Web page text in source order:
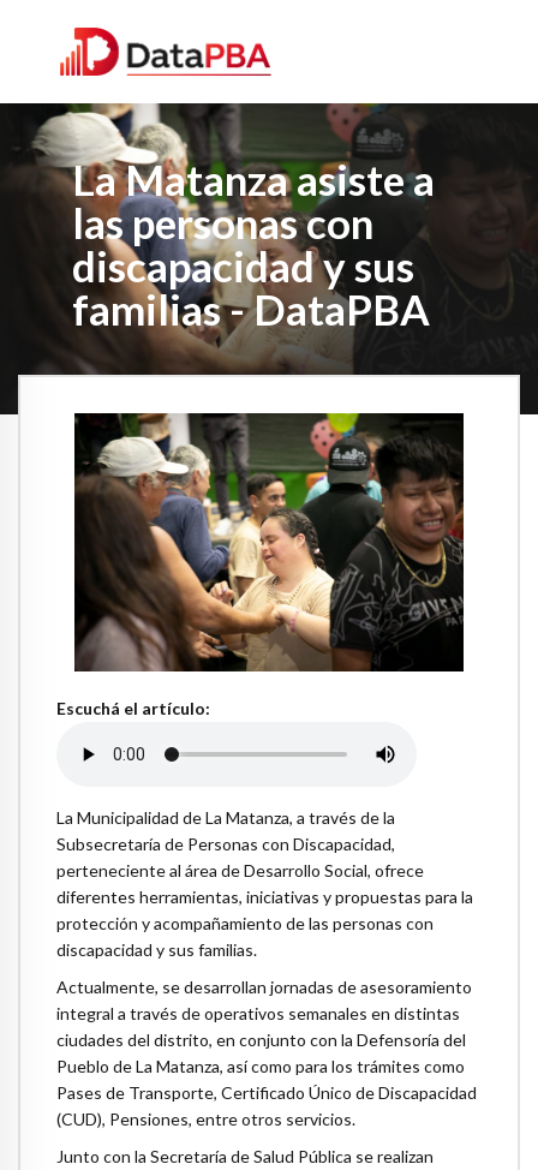
La Matanza asiste a
las personas con
discapacidad y sus
familias - DataPBA
Escuchá el artículo:
La Municipalidad de La Matanza, a través de la
Subsecretaría de Personas con Discapacidad,
perteneciente al área de Desarrollo Social, ofrece
diferentes herramientas, iniciativas y propuestas para la
protección y acompañamiento de las personas con
discapacidad y sus familias.
Actualmente, se desarrollan jornadas de asesoramiento
integral a través de operativos semanales en distintas
ciudades del distrito, en conjunto con la Defensoría del
Pueblo de La Matanza, así como para los trámites como
Pases de Transporte, Certificado Único de Discapacidad
(CUD), Pensiones, entre otros servicios.
Junto con la Secretaría de Salud Pública se realizan